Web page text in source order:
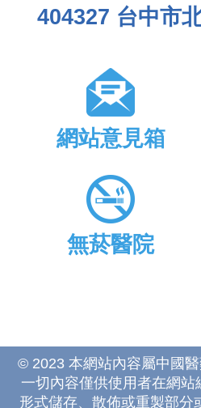
404327 台中市
網站意見箱
無菸醫院
© 2023 本網站內容屬中國醫
一切內容僅供使用者在網
形式儲存、散佈或重製部分